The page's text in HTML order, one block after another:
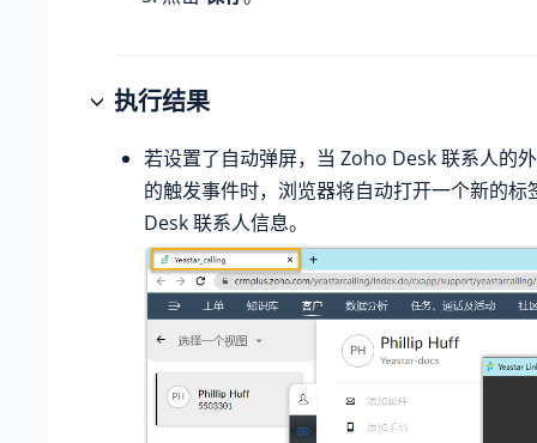
执行结果
若设置了自动弹屏，当 Zoho Desk 联系人的
的触发事件时，浏览器将自动打开一个新的
Desk 联系人信息。